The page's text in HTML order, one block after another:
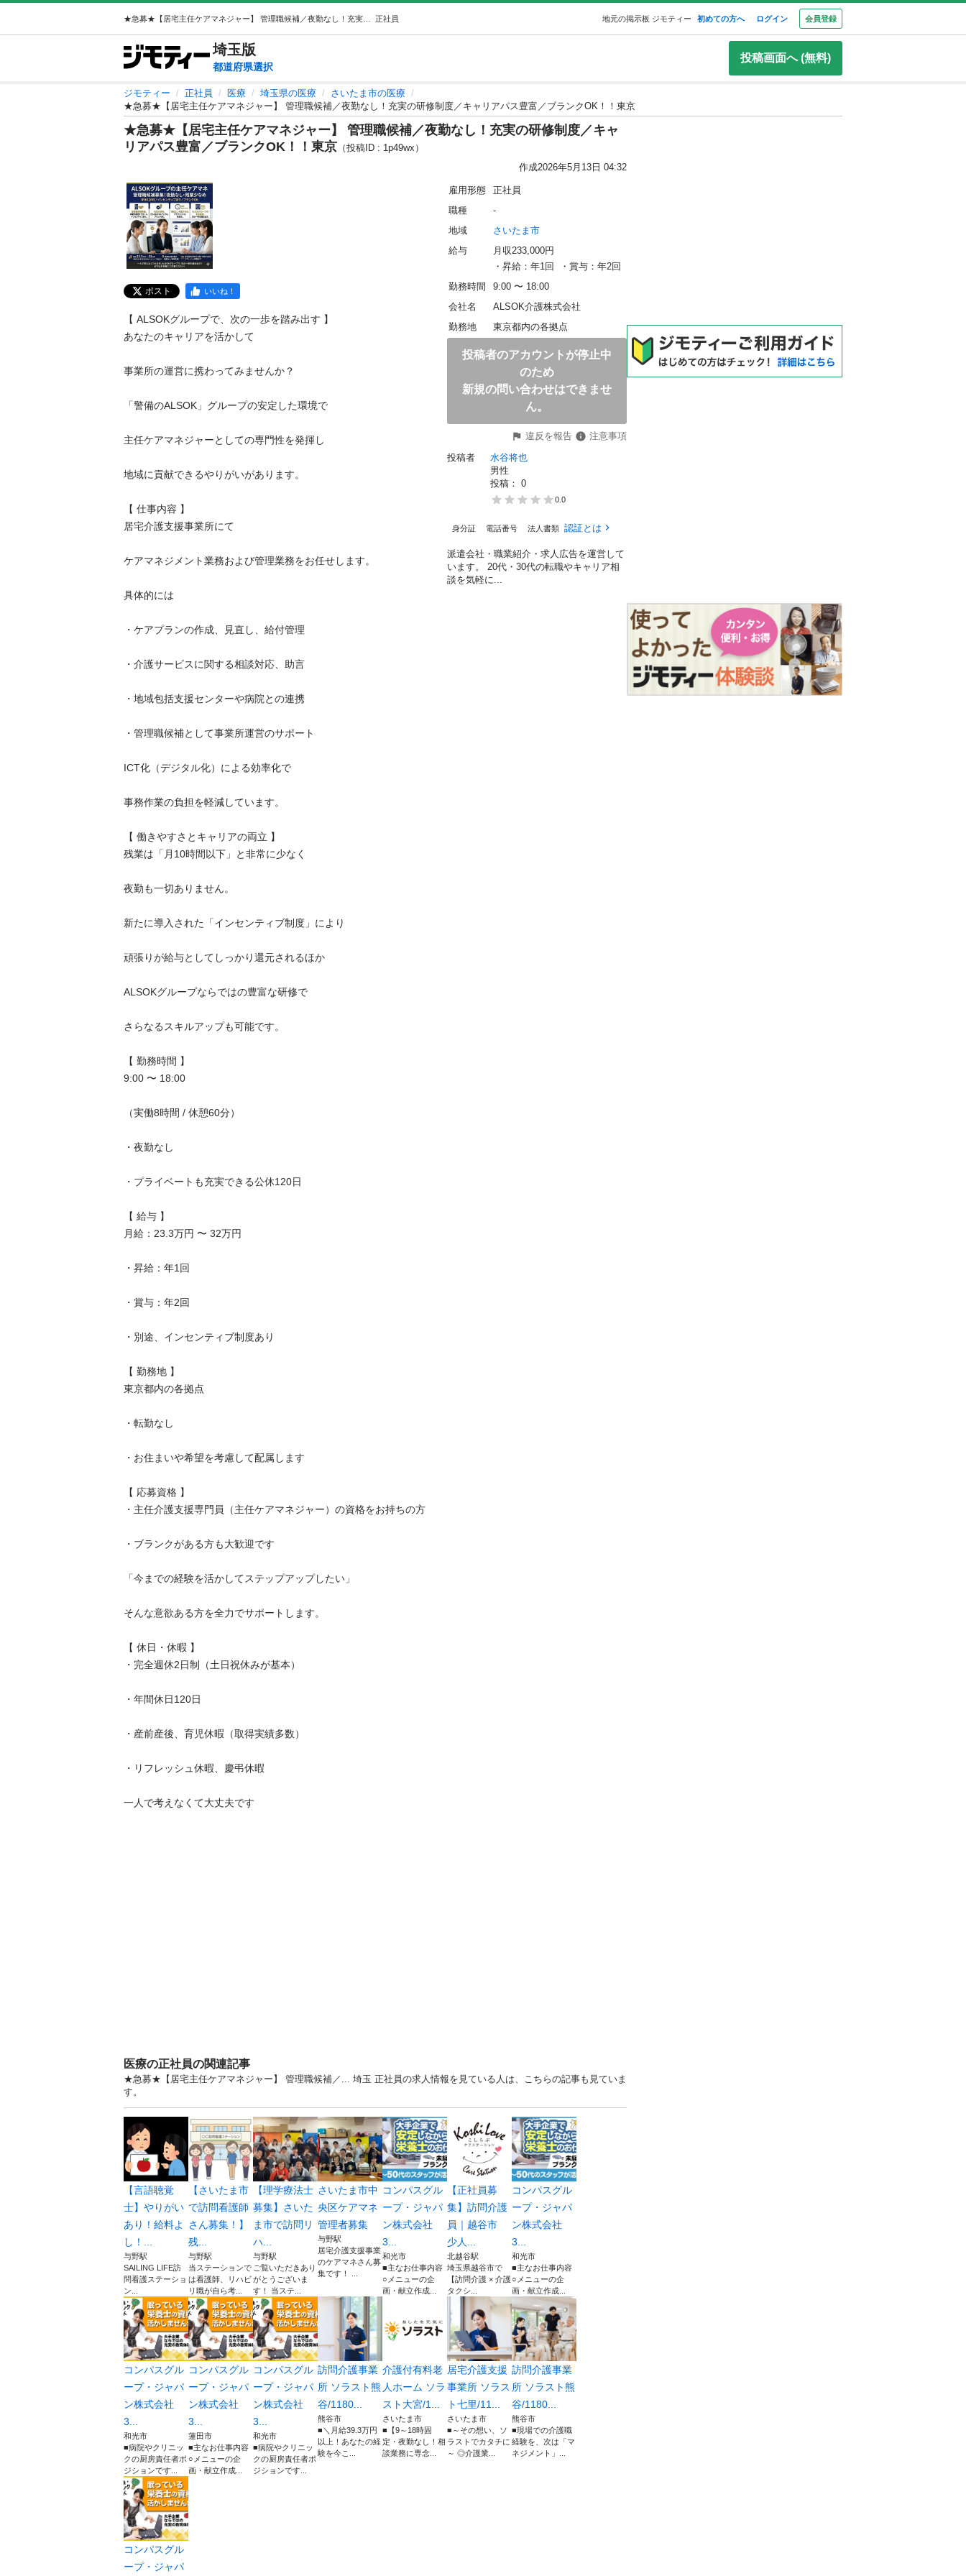
正社員 地元の掲示板 ジモティー 初めての方へ ログイン 会員登録
埼玉版
都道府県選択
投稿画面へ (無料)
ジモティー 正社員 医療 埼玉県の医療
さいたま市の医療
★急募★【居宅主任ケアマネジャー】 管理職候補／夜勤なし！充実の研修制度／キャリアパス豊富／ブランクOK！！東京
★急募★【居宅主任ケアマネジャー】 管理職候補／夜勤なし！充実の研修制度／キャ
リアパス豊富／ブランクOK！！東京 （投稿ID : 1p49wx）
作成2026年5月13日 04:32
ポスト いいね！
【 ALSOKグループで、次の一歩を踏み出す 】
あなたのキャリアを活かして
事業所の運営に携わってみませんか？
「警備のALSOK」グループの安定した環境で
主任ケアマネジャーとしての専門性を発揮し
地域に貢献できるやりがいがあります。
【 仕事内容 】
居宅介護支援事業所にて
ケアマネジメント業務および管理業務をお任せします。
具体的には
・ケアプランの作成、見直し、給付管理
・介護サービスに関する相談対応、助言
・地域包括支援センターや病院との連携
・管理職候補として事業所運営のサポート
ICT化（デジタル化）による効率化で
事務作業の負担を軽減しています。
【 働きやすさとキャリアの両立 】
残業は「月10時間以下」と非常に少なく
夜勤も一切ありません。
新たに導入された「インセンティブ制度」により
頑張りが給与としてしっかり還元されるほか
ALSOKグループならではの豊富な研修で
さらなるスキルアップも可能です。
【 勤務時間 】
9:00 〜 18:00
（実働8時間 / 休憩60分）
・夜勤なし
・プライベートも充実できる公休120日
【 給与 】
月給：23.3万円 〜 32万円
・昇給：年1回
・賞与：年2回
・別途、インセンティブ制度あり
【 勤務地 】
東京都内の各拠点
・転勤なし
・お住まいや希望を考慮して配属します
【 応募資格 】
・主任介護支援専門員（主任ケアマネジャー）の資格をお持ちの方
・ブランクがある方も大歓迎です
「今までの経験を活かしてステップアップしたい」
そんな意欲ある方を全力でサポートします。
【 休日・休暇 】
・完全週休2日制（土日祝休みが基本）
・年間休日120日
・産前産後、育児休暇（取得実績多数）
・リフレッシュ休暇、慶弔休暇
一人で考えなくて大丈夫です
雇用形態
正社員
職種
-
地域
さいたま市
給与
月収233,000円
・昇給：年1回  ・賞与：年2回
勤務時間
9:00 〜 18:00
会社名
ALSOK介護株式会社
勤務地
東京都内の各拠点
投稿者のアカウントが停止中
のため
新規の問い合わせはできませ
ん。
違反を報告
注意事項
投稿者
水谷将也
男性
投稿： 0
0.0
身分証 電話番号 法人書類 認証とは
派遣会社・職業紹介・求人広告を運営して
います。 20代・30代の転職やキャリア相
談を気軽に...
医療の正社員の関連記事
★急募★【居宅主任ケアマネジャー】 管理職候補／... 埼玉 正社員の求人情報を見ている人は、こちらの記事も見ていま
す。
【言語聴覚
士】やりがい
あり！給料よ
し！...
与野駅
SAILING LIFE訪
問看護ステーショ
ン...
【さいたま市
で訪問看護師
さん募集！】
残...
与野駅
当ステーションで
は看護師、リハビ
リ職が自ら考...
【理学療法士
募集】さいた
ま市で訪問リ
ハ...
与野駅
ご覧いただきあり
がとうございま
す！ 当ステ...
さいたま市中
央区ケアマネ
管理者募集
与野駅
居宅介護支援事業
のケアマネさん募
集です！ ...
コンパスグル
ープ・ジャパ
ン株式会社
3...
和光市
■主なお仕事内容
○メニューの企
画・献立作成...
【正社員募
集】訪問介護
員｜越谷市
少人...
北越谷駅
埼玉県越谷市で
【訪問介護 × 介護
タクシ...
コンパスグル
ープ・ジャパ
ン株式会社
3...
和光市
■主なお仕事内容
○メニューの企
画・献立作成...
コンパスグル
ープ・ジャパ
ン株式会社
3...
和光市
■病院やクリニッ
クの厨房責任者ポ
ジションです...
コンパスグル
ープ・ジャパ
ン株式会社
3...
蓮田市
■主なお仕事内容
○メニューの企
画・献立作成...
コンパスグル
ープ・ジャパ
ン株式会社
3...
和光市
■病院やクリニッ
クの厨房責任者ポ
ジションです...
訪問介護事業
所 ソラスト熊
谷/1180...
熊谷市
■＼月給39.3万円
以上！あなたの経
験を今こ...
介護付有料老
人ホーム ソラ
スト大宮/1...
さいたま市
■【9～18時固
定・夜勤なし！相
談業務に専念...
居宅介護支援
事業所 ソラス
ト七里/11...
さいたま市
■～その想い、ソ
ラストでカタチに
～ ◎介護業...
訪問介護事業
所 ソラスト熊
谷/1180...
熊谷市
■現場での介護職
経験を、次は「マ
ネジメント」...
コンパスグル
ープ・ジャパ